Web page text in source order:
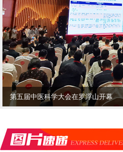
第五届中医科学大会在罗浮山开幕